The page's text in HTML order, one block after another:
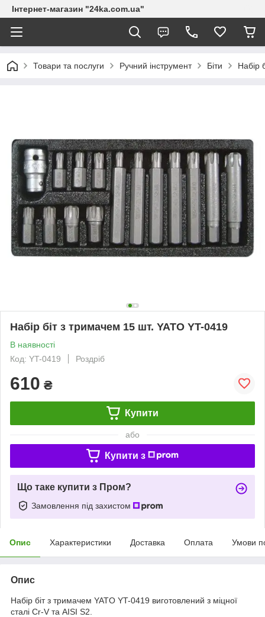
Інтернет-магазин "24ka.com.ua"
Товари та послуги Ручний інструмент Біти Набір
Набір біт з тримачем 15 шт. YATO YT-0419
В наявності
Код: YT-0419
Роздріб
610 ₴
Купити
або
Купити з
Що таке купити з Пром?
Замовлення під захистом
Опис Характеристики Доставка Оплата Умови
Опис
Набір біт з тримачем YATO YT-0419 виготовлений з міцної
сталі Cr-V та AISI S2.